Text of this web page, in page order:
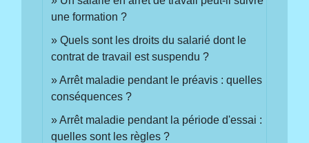
une formation ?
Quels sont les droits du salarié dont le
contrat de travail est suspendu ?
Arrêt maladie pendant le préavis : quelles
conséquences ?
Arrêt maladie pendant la période d'essai :
quelles sont les règles ?